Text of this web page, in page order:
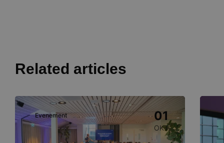
Related articles
Evenement 01
OKT
Image